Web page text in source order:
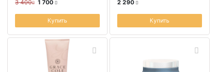
3 400 1 700
Купить
для этой композиции с
2 290
Купить